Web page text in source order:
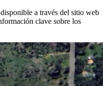
a través del sitio web
clave sobre los